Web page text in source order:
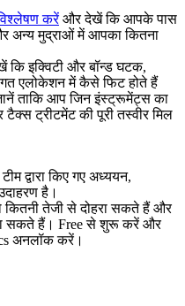
करेंऔर देखें कि आपके पास
अन्य मुद्राओं में आपका कितना
इक्विटी और बॉन्ड घटक,
एलोकेशन में कैसे फिट होते हैं
ताकि आप जिन इंस्ट्रूमेंट्स का
ट्रीटमेंट की पूरी तस्वीर मिल
द्वारा किए गए अध्ययन,
है।
तेजी से दोहरा सकते हैं और
सकते हैं। Free से शुरू करें और
अनलॉक करें।